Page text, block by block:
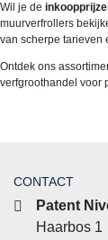
Wil je de
muurverfrollers
van scherpe tarieven
Ontdek ons
verfgroothandel voor
CONTACT
Patent
Haarbos 1